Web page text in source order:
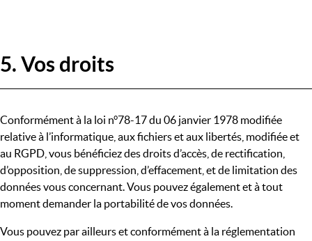
5. Vos droits
Conformément à la loi n°78-17 du 06 janvier 1978 modifiée
relative à l’informatique, aux fichiers et aux libertés, modifiée et
au RGPD, vous bénéficiez des droits d’accès, de rectification,
d’opposition, de suppression, d’effacement, et de limitation des
données vous concernant. Vous pouvez également et à tout
moment demander la portabilité de vos données.
Vous pouvez par ailleurs et conformément à la réglementation